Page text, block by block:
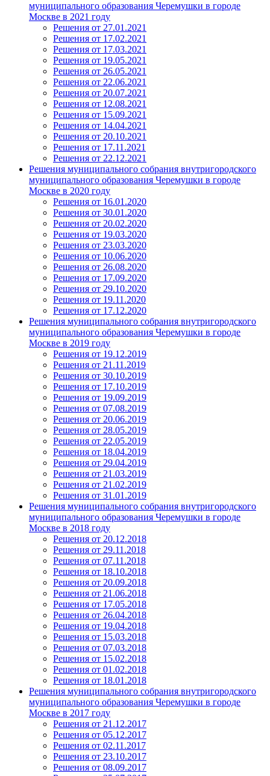
муниципального образования Черемушки в городе
Москве в 2021 году
Решения от 27.01.2021
Решения от 17.02.2021
Решения от 17.03.2021
Решения от 19.05.2021
Решения от 26.05.2021
Решения от 22.06.2021
Решения от 20.07.2021
Решения от 12.08.2021
Решения от 15.09.2021
Решения от 14.04.2021
Решения от 20.10.2021
Решения от 17.11.2021
Решения от 22.12.2021
Решения муниципального собрания внутригородского
муниципального образования Черемушки в городе
Москве в 2020 году
Решения от 16.01.2020
Решения от 30.01.2020
Решения от 20.02.2020
Решения от 19.03.2020
Решения от 23.03.2020
Решения от 10.06.2020
Решения от 26.08.2020
Решения от 17.09.2020
Решения от 29.10.2020
Решения от 19.11.2020
Решения от 17.12.2020
Решения муниципального собрания внутригородского
муниципального образования Черемушки в городе
Москве в 2019 году
Решения от 19.12.2019
Решения от 21.11.2019
Решения от 30.10.2019
Решения от 17.10.2019
Решения от 19.09.2019
Решения от 07.08.2019
Решения от 20.06.2019
Решения от 28.05.2019
Решения от 22.05.2019
Решения от 18.04.2019
Решения от 29.04.2019
Решения от 21.03.2019
Решения от 21.02.2019
Решения от 31.01.2019
Решения муниципального собрания внутригородского
муниципального образования Черемушки в городе
Москве в 2018 году
Решения от 20.12.2018
Решения от 29.11.2018
Решения от 07.11.2018
Решения от 18.10.2018
Решения от 20.09.2018
Решения от 21.06.2018
Решения от 17.05.2018
Решения от 26.04.2018
Решения от 19.04.2018
Решения от 15.03.2018
Решения от 07.03.2018
Решения от 15.02.2018
Решения от 01.02.2018
Решения от 18.01.2018
Решения муниципального собрания внутригородского
муниципального образования Черемушки в городе
Москве в 2017 году
Решения от 21.12.2017
Решения от 05.12.2017
Решения от 02.11.2017
Решения от 23.10.2017
Решения от 08.09.2017